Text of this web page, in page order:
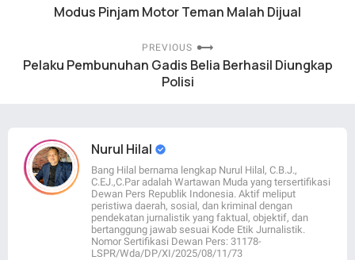
Modus Pinjam Motor Teman Malah Dijual
PREVIOUS
Pelaku Pembunuhan Gadis Belia Berhasil Diungkap
Polisi
Nurul Hilal
Bang Hilal bernama lengkap Nurul Hilal, C.B.J.,
C.EJ.,C.Par adalah Wartawan Muda yang tersertifikasi
Dewan Pers Republik Indonesia. Aktif meliput
peristiwa daerah, sosial, dan kriminal dengan
pendekatan jurnalistik yang faktual, objektif, dan
bertanggung jawab sesuai Kode Etik Jurnalistik.
Nomor Sertifikasi Dewan Pers: 31178-
LSPR/Wda/DP/XI/2025/08/11/73